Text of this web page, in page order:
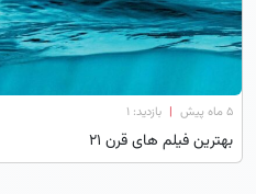
۵ ماه پیش | بازدید: 1
بهترین فیلم های قرن ۲۱